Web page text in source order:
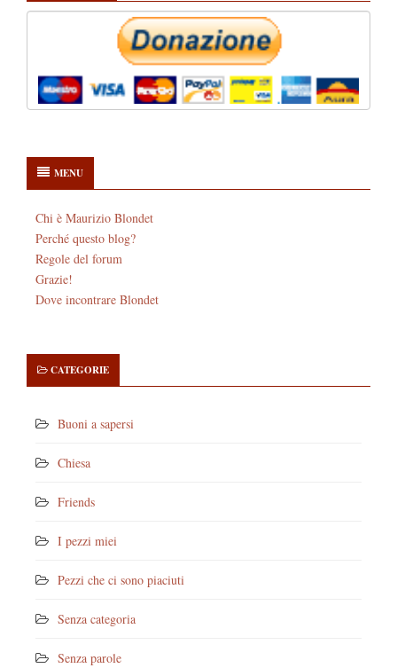
MENU
Chi è Maurizio Blondet
Perché questo blog?
Regole del forum
Grazie!
Dove incontrare Blondet
CATEGORIE
Buoni a sapersi
Chiesa
Friends
I pezzi miei
Pezzi che ci sono piaciuti
Senza categoria
Senza parole